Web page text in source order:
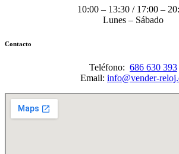
10:00 – 13:30 / 17:00 –
Lunes – Sábado
Contacto
Teléfono: 686 630 393
Email: info@vender-